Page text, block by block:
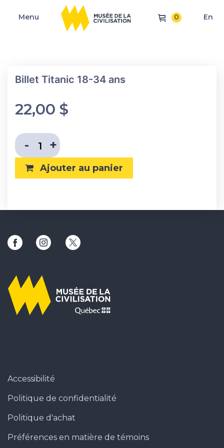
Menu 0 En
Billet Titanic 18-34 ans
22,00 $
- Diminuer la quantité
+Augmenter la quantité
Ajouter au panier
Ce lien ouvrira une nouvelle fenêtre
Ce lien ouvrira une nouvelle fenêtre
Ce lien ouvrira une nouvelle
Accessibilité
Politique de confidentialité
Politique d'achat
Préférences en matière de témoins